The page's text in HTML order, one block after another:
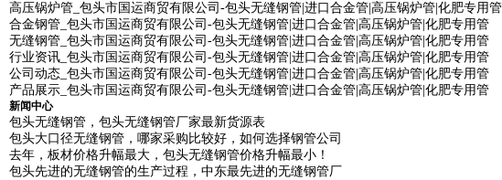
高压锅炉管_包头市国运商贸有限公司-包头无缝钢管|进口合金管|高压锅炉管|化肥专用管
合金钢管_包头市国运商贸有限公司-包头无缝钢管|进口合金管|高压锅炉管|化肥专用管
无缝钢管_包头市国运商贸有限公司-包头无缝钢管|进口合金管|高压锅炉管|化肥专用管
行业资讯_包头市国运商贸有限公司-包头无缝钢管|进口合金管|高压锅炉管|化肥专用管
公司动态_包头市国运商贸有限公司-包头无缝钢管|进口合金管|高压锅炉管|化肥专用管
产品展示_包头市国运商贸有限公司-包头无缝钢管|进口合金管|高压锅炉管|化肥专用管
新闻中心
包头无缝钢管，包头无缝钢管厂家最新货源表
包头大口径无缝钢管，哪家采购比较好，如何选择钢管公司
去年，板材价格升幅最大，包头无缝钢管价格升幅最小！
包头先进的无缝钢管的生产过程，中东最先进的无缝钢管厂